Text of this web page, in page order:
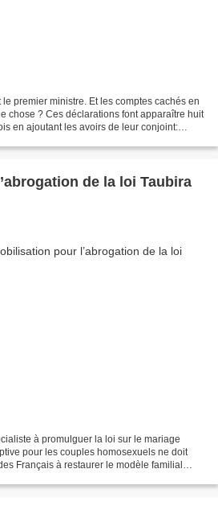
premier ministre. Et les comptes cachés en
chose ? Ces déclarations font apparaître huit
en ajoutant les avoirs de leur conjoint:
de la loi Taubira
à promulguer la loi sur le mariage
pour les couples homosexuels ne doit
Français à restaurer le modèle familial